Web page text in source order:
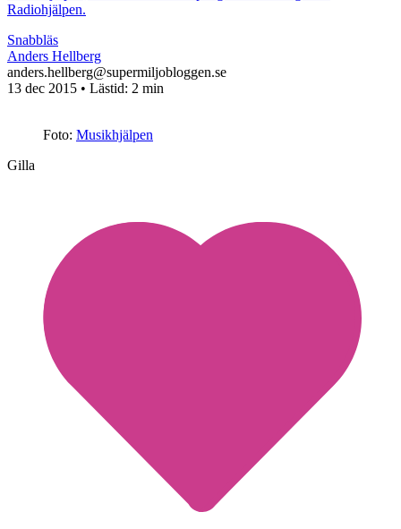
Radiohjälpen.
Snabbläs
Anders Hellberg
anders.hellberg@supermiljobloggen.se
13 dec 2015 • Lästid: 2 min
Foto: Musikhjälpen
Gilla